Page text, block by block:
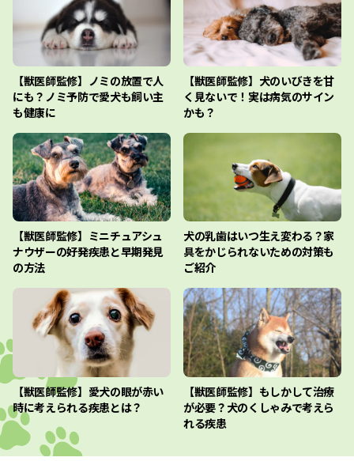
【獣医師監修】ノミの放置で人
にも？ノミ予防で愛犬も飼い主
も健康に
【獣医師監修】犬のいびきを甘
く見ないで！実は病気のサイン
かも？
【獣医師監修】ミニチュアシュ
ナウザーの好発疾患と早期発見
の方法
犬の乳歯はいつ生え変わる？家
具をかじられないための対策も
ご紹介
【獣医師監修】愛犬の眼が赤い
時に考えられる疾患とは？
【獣医師監修】もしかして治療
が必要？犬のくしゃみで考えら
れる疾患